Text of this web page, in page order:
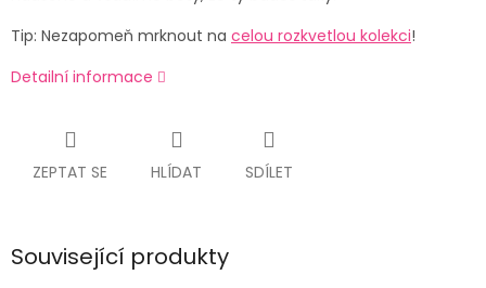
Tip: Nezapomeň mrknout na celou rozkvetlou kolekci!
Detailní informace
ZEPTAT SE HLÍDAT SDÍLET
Související produkty